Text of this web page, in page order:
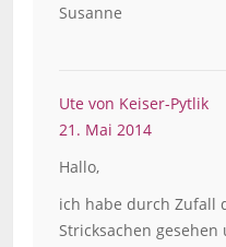
Susanne
Ute von Keiser-Pytlik
21. Mai 2014
Hallo,
ich habe durch Zufall
Stricksachen